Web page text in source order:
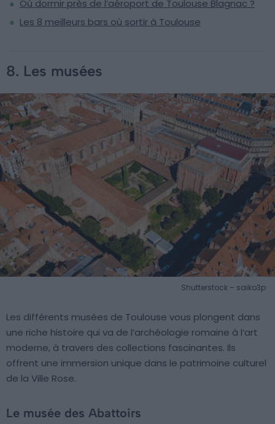
Où dormir près de l’aéroport de Toulouse Blagnac ?
Les 8 meilleurs bars où sortir à Toulouse
8. Les musées
Shutterstock – saiko3p
Les différents musées de Toulouse vous plongent dans
une riche histoire qui va de l’archéologie romaine à l’art
moderne, à travers des collections fascinantes. Ils
offrent une immersion unique dans le patrimoine culturel
de la Ville Rose.
Le musée des Abattoirs